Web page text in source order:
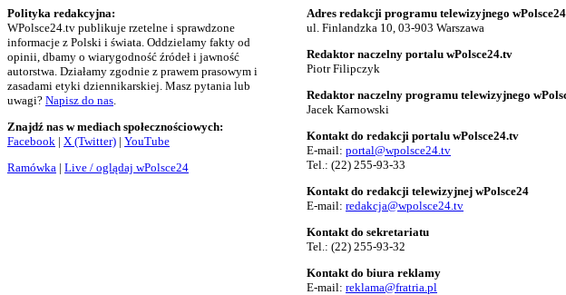
Polityka redakcyjna:
WPolsce24.tv publikuje rzetelne i sprawdzone
informacje z Polski i świata. Oddzielamy fakty od
opinii, dbamy o wiarygodność źródeł i jawność
autorstwa. Działamy zgodnie z prawem prasowym i
zasadami etyki dziennikarskiej. Masz pytania lub
uwagi? Napisz do nas
Znajdź nas w mediach społecznościowych:
Facebook | X (Twitter) | YouTube
Ramówka | Live / oglądaj wPolsce24
Adres redakcji programu telewizyjnego
ul. Finlandzka 10, 03-903 Warszawa
Redaktor naczelny portalu wPolsce24.tv
Piotr Filipczyk
Redaktor naczelny programu telewizyjnego
Jacek Karnowski
Kontakt do redakcji portalu wPolsce24.tv
E-mail: portal@wpolsce24.tv
Tel.: (22) 255-93-33
Kontakt do redakcji telewizyjnej wPolsce24
E-mail: redakcja@wpolsce24.tv
Kontakt do sekretariatu
Tel.: (22) 255-93-32
Kontakt do biura reklamy
E-mail: reklama@fratria.pl